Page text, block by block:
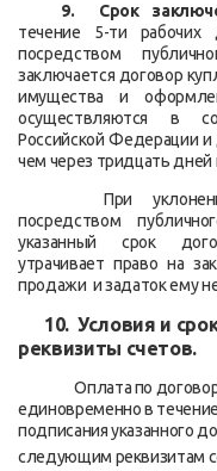
9. Срок
течение 5-ти
посредством
заключается договор
имущества и
осуществляются в
Российской Федерации
чем через тридцать
При
посредством
указанный срок
утрачивает право на
продажи и задаток ему
10. Условия и
реквизиты счетов.
Оплата по
единовременно в
подписания указанного
следующим реквизитам